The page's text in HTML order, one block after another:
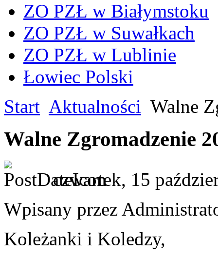
ZO PZŁ w Białymstoku
ZO PZŁ w Suwałkach
ZO PZŁ w Lublinie
Łowiec Polski
Start Aktualności Walne
Walne Zgromadzenie
czwartek, 15
Wpisany przez
Koleżanki i Koledzy,